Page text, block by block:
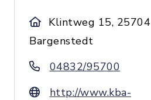
Klintweg 15, 25704
Bargenstedt
04832/95700
http://www.kba-